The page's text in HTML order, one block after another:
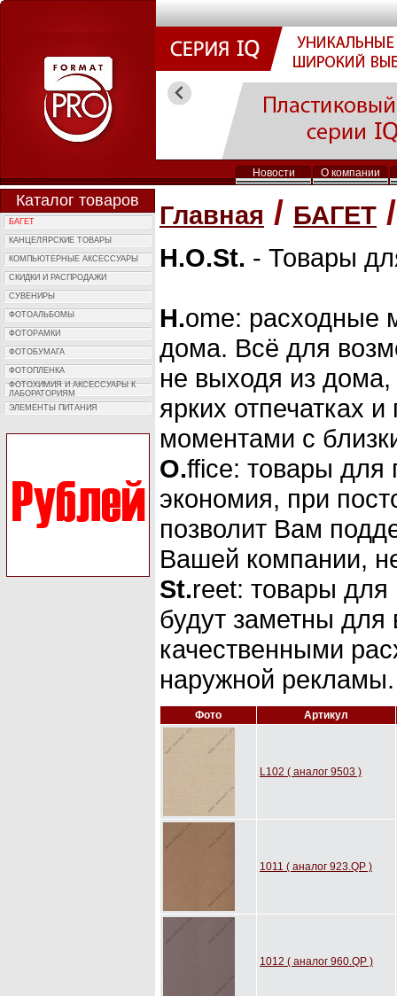
Новости О компании
Каталог товаров
БАГЕТ
КАНЦЕЛЯРСКИЕ ТОВАРЫ
КОМПЬЮTЕРНЫЕ АКСЕССУАРЫ
СКИДКИ И РАСПРОДАЖИ
СУВЕНИРЫ
ФОТОAЛЬБОМЫ
ФОТОPАМКИ
ФОТОБУМАГА
ФОТОПЛЕНКА
ФОТОХИМИЯ И АКCЕССУАРЫ К
ЛАБОРАТОРИЯМ
ЭЛЕМЕНТЫ ПИТАНИЯ
Главная / БАГЕТ
H.O.St. - Товары
H.ome: расходные
дома. Всё для
не выходя из
ярких отпечатках
моментами с
О.ffice: товары для
экономия, при
позволит Вам
Вашей компании,
St.reet: товары
будут заметны
качественными
наружной рекламы.
Фото Артикул
L102 ( аналог 9503 )
1011 ( аналог 923.QP )
1012 ( аналог 960.QP )